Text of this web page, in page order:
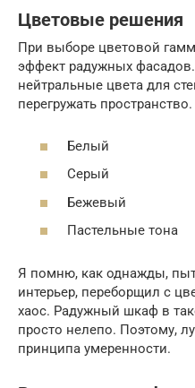
Цветовые решения
При выборе цветовой
эффект радужных
нейтральные цвета для
перегружать
Белый
Серый
Бежевый
Пастельные тона
Я помню, как однажды,
интерьер, переборщил с
хаос. Радужный шкаф в
просто нелепо. Поэтому,
принципа умеренности.